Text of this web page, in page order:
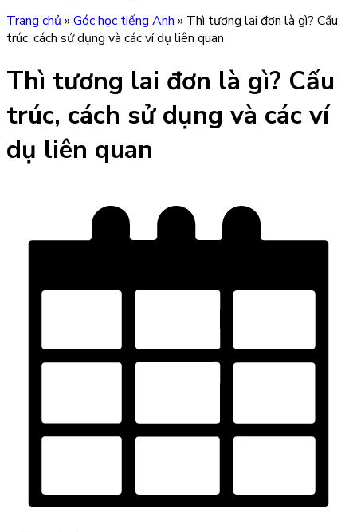
Trang chủ » Góc học tiếng Anh » Thì tương lai đơn là gì? Cấu
trúc, cách sử dụng và các ví dụ liên quan
Thì tương lai đơn là gì? Cấu
trúc, cách sử dụng và các ví
dụ liên quan